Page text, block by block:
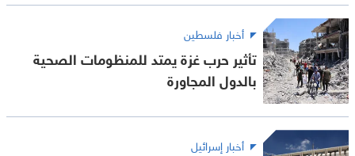
أخبار فلسطين
تأثير حرب غزة يمتد للمنظومات الصحية
بالدول المجاورة
أخبار إسرائيل